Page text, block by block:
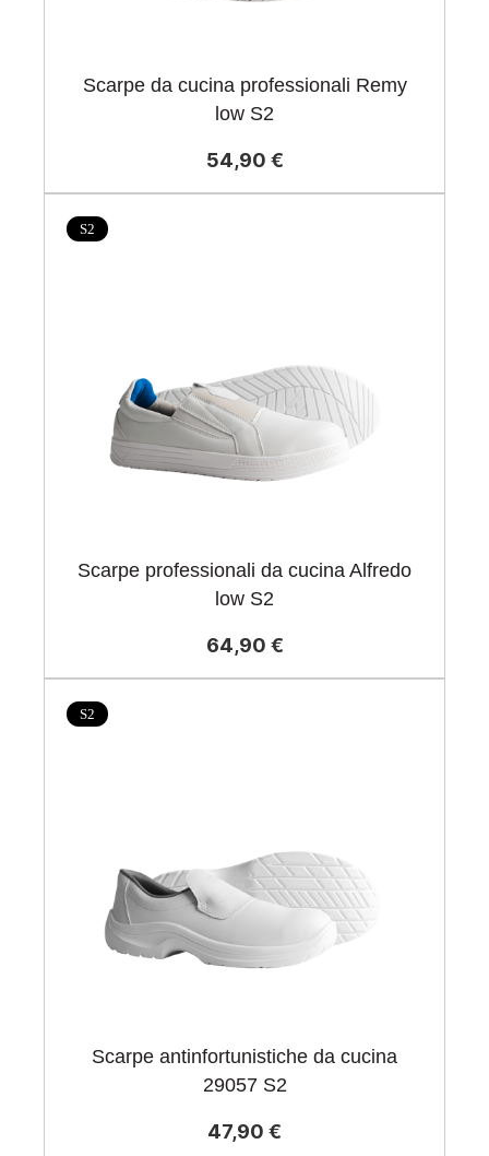
Scarpe da cucina professionali Remy
low S2
54,90 €
S2
Scarpe professionali da cucina Alfredo
low S2
64,90 €
S2
Scarpe antinfortunistiche da cucina
29057 S2
47,90 €